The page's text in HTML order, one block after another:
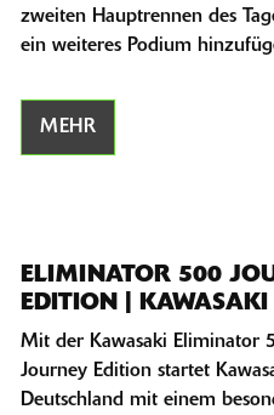
zweiten Hauptrennen des
ein weiteres Podium
MEHR
ELIMINATOR 500
EDITION | KAWASAKI
Mit der Kawasaki Eliminator
Journey Edition startet
Deutschland mit einem